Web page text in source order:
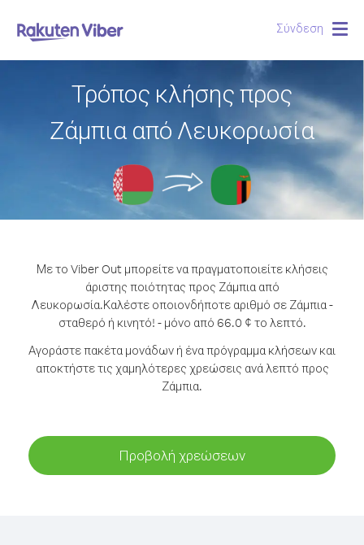
Σύνδεση
Τρόπος κλήσης προς
Ζάμπια από Λευκορωσία
Με το Viber Out μπορείτε να πραγματοποιείτε κλήσεις
άριστης ποιότητας προς Ζάμπια από
Λευκορωσία.Καλέστε οποιονδήποτε αριθμό σε Ζάμπια -
σταθερό ή κινητό! - μόνο από 66.0 ¢ το λεπτό.
Αγοράστε πακέτα μονάδων ή ένα πρόγραμμα κλήσεων και
αποκτήστε τις χαμηλότερες χρεώσεις ανά λεπτό προς
Ζάμπια.
Προβολή χρεώσεων